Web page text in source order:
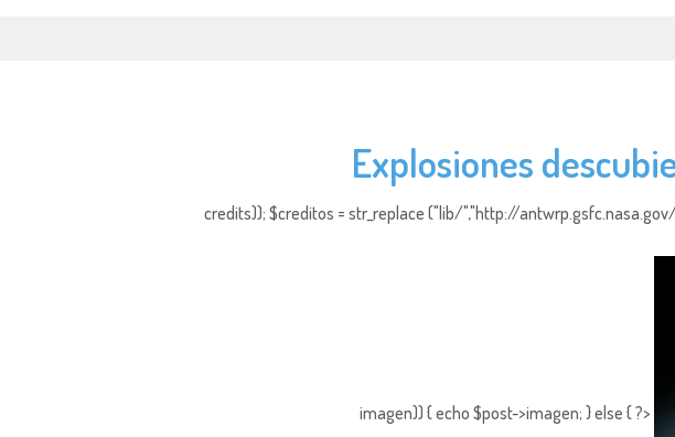
Explosiones
credits)); $creditos = str_replace ("lib/","http://
imagen)) { echo $post->imagen; } else { ?>